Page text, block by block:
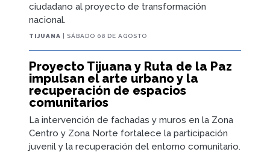
ciudadano al proyecto de transformación
nacional.
TIJUANA | SÁBADO 08 DE AGOSTO
Proyecto Tijuana y Ruta de la Paz
impulsan el arte urbano y la
recuperación de espacios
comunitarios
La intervención de fachadas y muros en la Zona
Centro y Zona Norte fortalece la participación
juvenil y la recuperación del entorno comunitario.